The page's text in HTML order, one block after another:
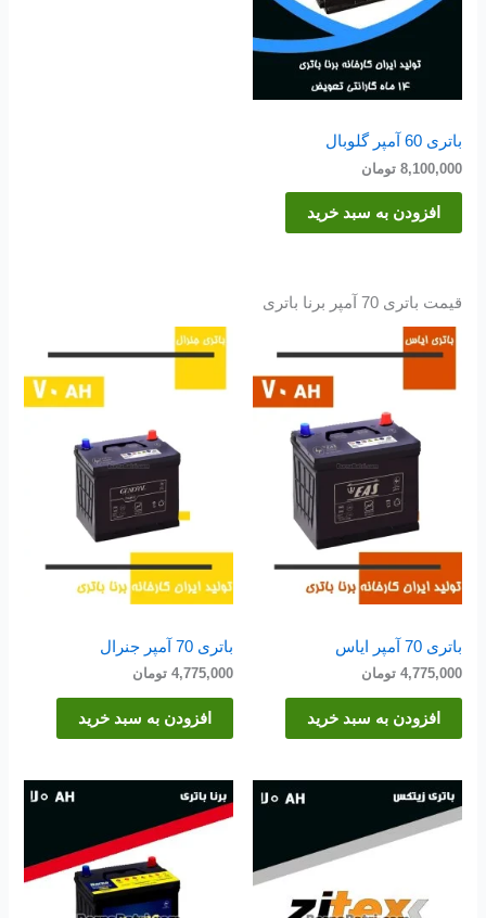
باتری 60 آمپر گلوبال
8,100,000 تومان
افزودن به سبد خرید
قیمت باتری 70 آمپر برنا باتری
باتری 70 آمپر ایاس
4,775,000 تومان
افزودن به سبد خرید
باتری 70 آمپر جنرال
4,775,000 تومان
افزودن به سبد خرید